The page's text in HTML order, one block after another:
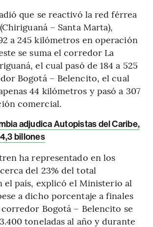
que se reactivó la red férrea
– Santa Marta),
a 245 kilómetros en operación
se suma el corredor La
el cual pasó de 184 a 525
Bogotá – Belencito, el cual
44 kilómetros y pasó a 307
comercial.
adjudica Autopistas del Caribe,
billones
ha representado en los
del 23% del total
el país, explicó el Ministerio al
a dicho porcentaje a finales
corredor Bogotá – Belencito se
toneladas al año y durante